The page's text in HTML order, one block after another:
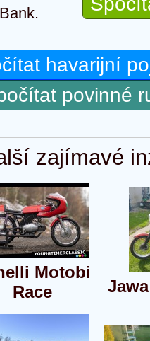
havarijní
povinné
zajímavé
Motobi
Race